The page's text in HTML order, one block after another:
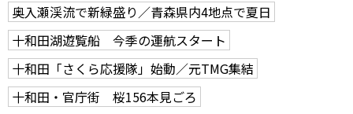
奥入瀬渓流で新緑盛り／青森県内4地点で夏日
十和田湖遊覧船 今季の運航スタート
十和田「さくら応援隊」始動／元TMG集結
十和田・官庁街 桜156本見ごろ